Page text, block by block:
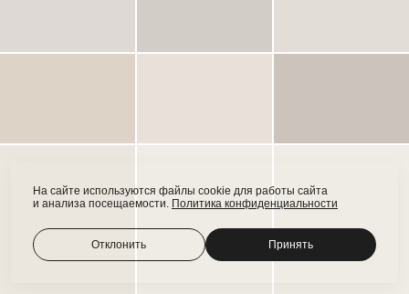
На сайте используются файлы cookie для работы сайта
и анализа посещаемости. Политика конфиденциальности
Отклонить Принять